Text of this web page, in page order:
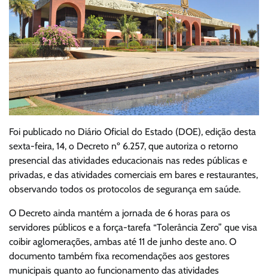
Foi publicado no Diário Oficial do Estado (DOE), edição desta
sexta-feira, 14, o Decreto nº 6.257, que autoriza o retorno
presencial das atividades educacionais nas redes públicas e
privadas, e das atividades comerciais em bares e restaurantes,
observando todos os protocolos de segurança em saúde.
O Decreto ainda mantém a jornada de 6 horas para os
servidores públicos e a força-tarefa “Tolerância Zero” que visa
coibir aglomerações, ambas até 11 de junho deste ano. O
documento também fixa recomendações aos gestores
municipais quanto ao funcionamento das atividades